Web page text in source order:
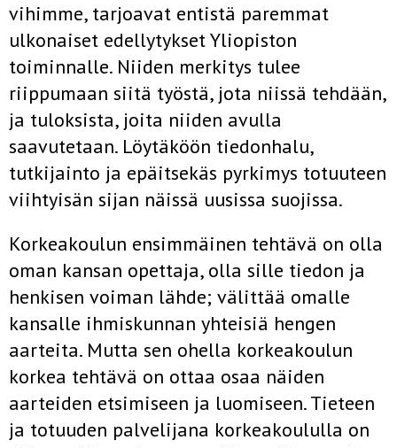
vihimme, tarjoavat entistä paremmat
ulkonaiset edellytykset Yliopiston
toiminnalle. Niiden merkitys tulee
riippumaan siitä työstä, jota niissä tehdään,
ja tuloksista, joita niiden avulla
saavutetaan. Löytäköön tiedonhalu,
tutkijainto ja epäitsekäs pyrkimys totuuteen
viihtyisän sijan näissä uusissa suojissa.
Korkeakoulun ensimmäinen tehtävä on olla
oman kansan opettaja, olla sille tiedon ja
henkisen voiman lähde; välittää omalle
kansalle ihmiskunnan yhteisiä hengen
aarteita. Mutta sen ohella korkeakoulun
korkea tehtävä on ottaa osaa näiden
aarteiden etsimiseen ja luomiseen. Tieteen
ja totuuden palvelijana korkeakoululla on